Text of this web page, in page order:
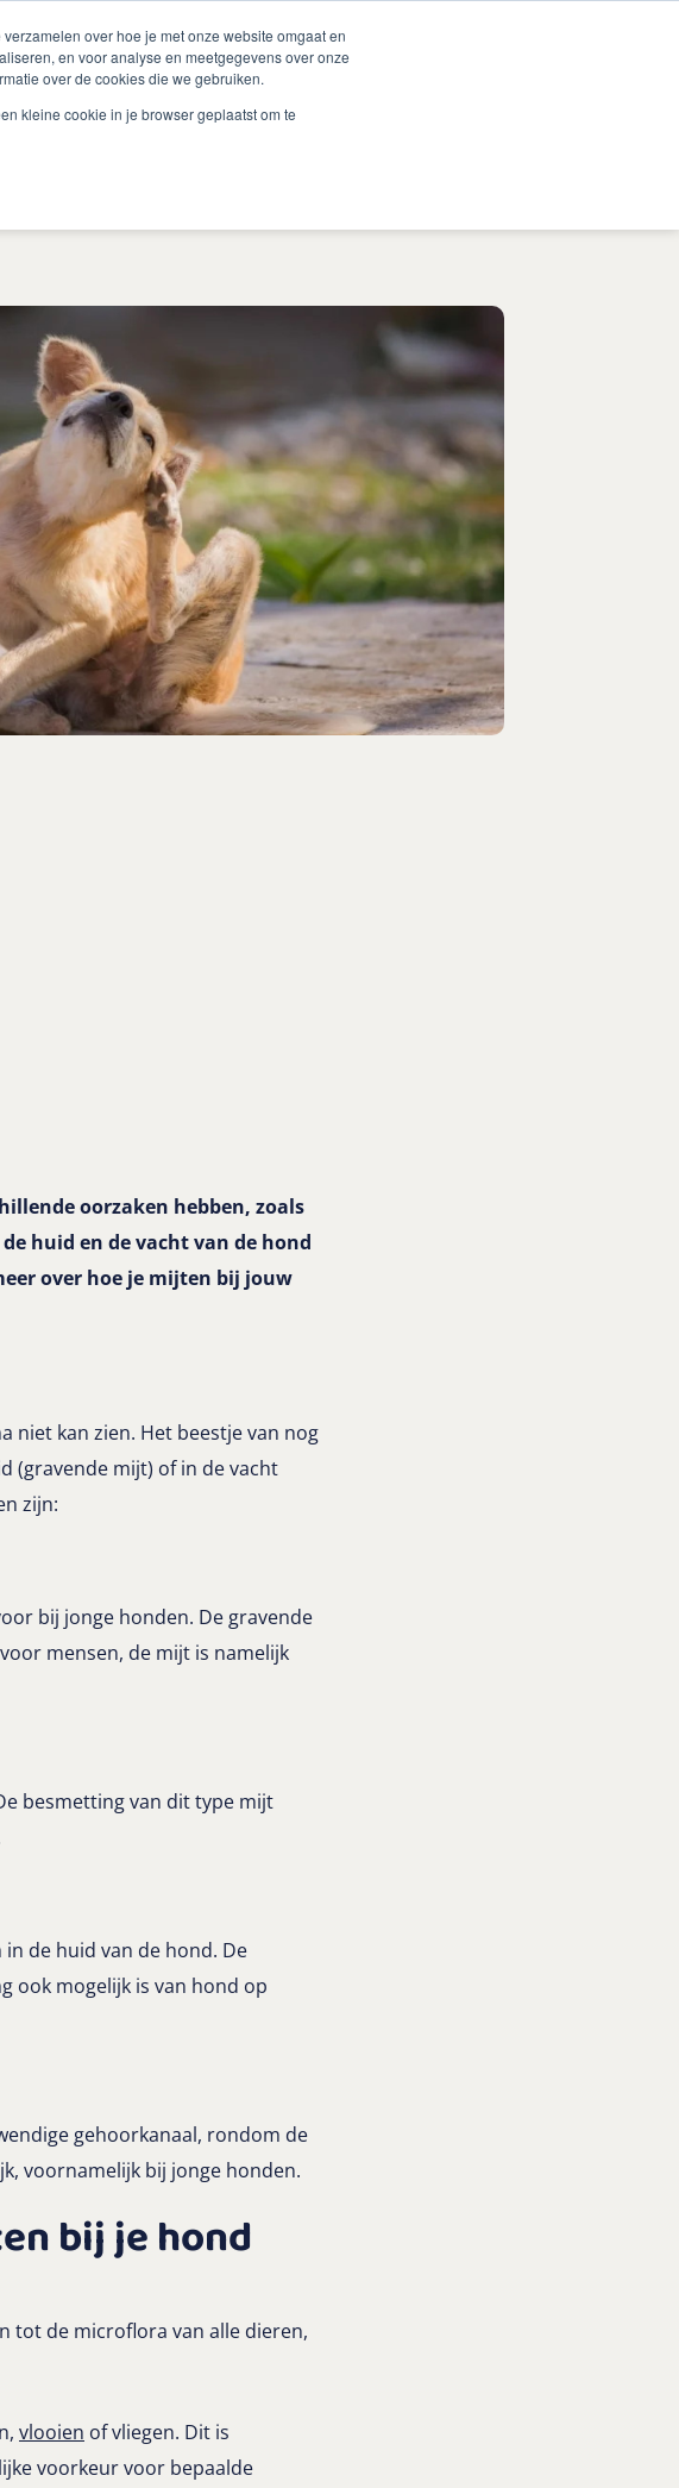
over hoe je met onze website omgaat en
en voor analyse en meetgegevens over onze
over de cookies die we gebruiken.
kleine cookie in je browser geplaatst om te
Duurzaamheid
Over Renske Verkooppunten
oorzaken hebben, zoals
huid en de vacht van de hond
over hoe je mijten bij jouw
niet kan zien. Het beestje van nog
(gravende mijt) of in de vacht
zijn:
bij jonge honden. De gravende
mensen, de mijt is namelijk
besmetting van dit type mijt
de huid van de hond. De
ook mogelijk is van hond op
gehoorkanaal, rondom de
voornamelijk bij jonge honden.
bij je hond
tot de microflora van alle dieren,
vlooien of vliegen. Dit is
voorkeur voor bepaalde